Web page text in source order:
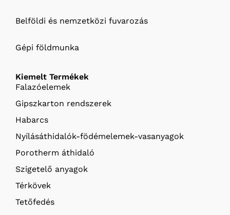
Belföldi és nemzetközi fuvarozás
Gépi földmunka
Kiemelt Termékek
Falazóelemek
Gipszkarton rendszerek
Habarcs
Nyílásáthidalók-födémelemek-vasanyagok
Porotherm áthidaló
Szigetelő anyagok
Térkövek
Tetőfedés